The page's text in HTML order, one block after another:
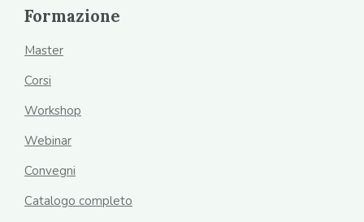
Formazione
Master
Corsi
Workshop
Webinar
Convegni
Catalogo completo